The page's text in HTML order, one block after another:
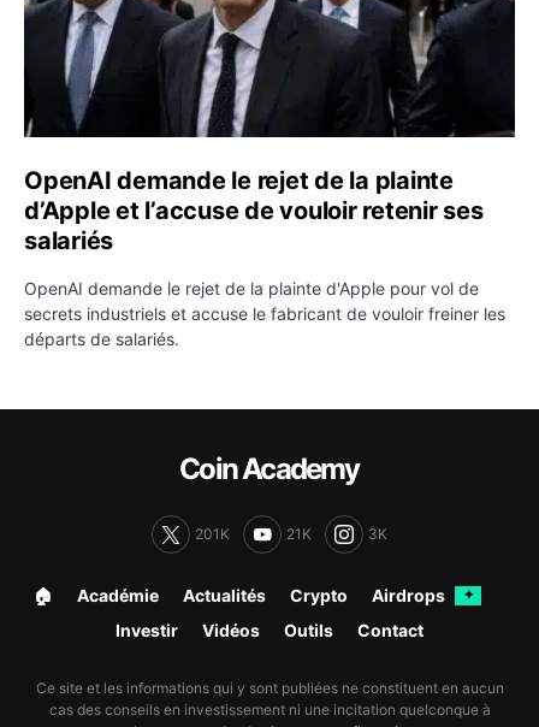
OpenAI demande le rejet de la plainte
d’Apple et l’accuse de vouloir retenir ses
salariés
OpenAI demande le rejet de la plainte d'Apple pour vol de
secrets industriels et accuse le fabricant de vouloir freiner les
départs de salariés.
Coin Academy
201K 21K 3K
🏠︎ Académie Actualités Crypto Airdrops ✦
Investir Vidéos Outils Contact
Ce site et les informations qui y sont publiées ne constituent en aucun
cas des conseils en investissement ni une incitation quelconque à